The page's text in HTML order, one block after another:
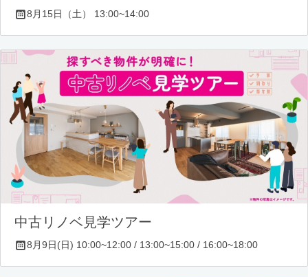
8月15日（土） 13:00~14:00
中古リノベ見学ツアー
8月9日(日) 10:00~12:00 / 13:00~15:00 / 16:00~18:00